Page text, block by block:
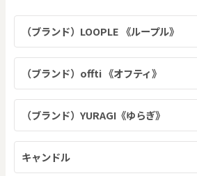
（ブランド）LOOPLE 《ループル》
（ブランド）offti 《オフティ》
（ブランド）YURAGI《ゆらぎ》
キャンドル